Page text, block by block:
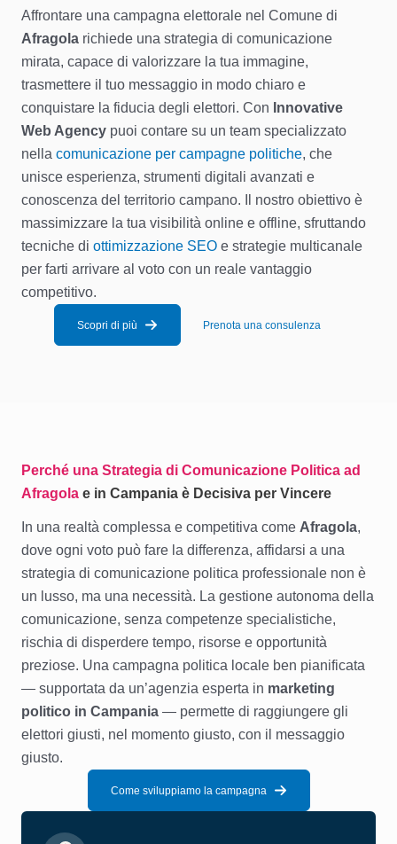
Affrontare una campagna elettorale nel Comune di
Afragola richiede una strategia di comunicazione
mirata, capace di valorizzare la tua immagine,
trasmettere il tuo messaggio in modo chiaro e
conquistare la fiducia degli elettori. Con Innovative
Web Agency puoi contare su un team specializzato
nella comunicazione per campagne politiche, che
unisce esperienza, strumenti digitali avanzati e
conoscenza del territorio campano. Il nostro obiettivo è
massimizzare la tua visibilità online e offline, sfruttando
tecniche di ottimizzazione SEO e strategie multicanale
per farti arrivare al voto con un reale vantaggio
competitivo.
Scopri di più Prenota una consulenza
Perché una Strategia di Comunicazione Politica ad
Afragola e in Campania è Decisiva per Vincere
In una realtà complessa e competitiva come Afragola,
dove ogni voto può fare la differenza, affidarsi a una
strategia di comunicazione politica professionale non è
un lusso, ma una necessità. La gestione autonoma della
comunicazione, senza competenze specialistiche,
rischia di disperdere tempo, risorse e opportunità
preziose. Una campagna politica locale ben pianificata
— supportata da un’agenzia esperta in marketing
politico in Campania — permette di raggiungere gli
elettori giusti, nel momento giusto, con il messaggio
giusto.
Come sviluppiamo la campagna